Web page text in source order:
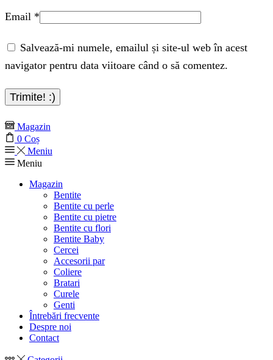
Email *
Salvează-mi numele, emailul și site-ul web în acest
navigator pentru data viitoare când o să comentez.
Magazin
0 Coș
Meniu
Meniu
Magazin
Bentite
Bentite cu perle
Bentite cu pietre
Bentite cu flori
Bentite Baby
Cercei
Accesorii par
Coliere
Bratari
Curele
Genti
Întrebări frecvente
Despre noi
Contact